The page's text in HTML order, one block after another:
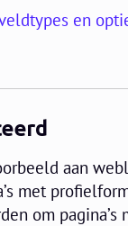
en
aan
met
om pagina’s